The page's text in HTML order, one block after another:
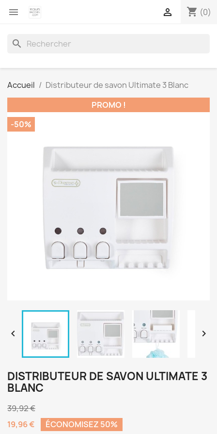
 shopping_cart (0)

search
Accueil
Distributeur de savon Ultimate 3 Blanc
PROMO !
-50%
 
DISTRIBUTEUR DE SAVON ULTIMATE 3
BLANC
39,92 €
19,96 €
ÉCONOMISEZ 50%